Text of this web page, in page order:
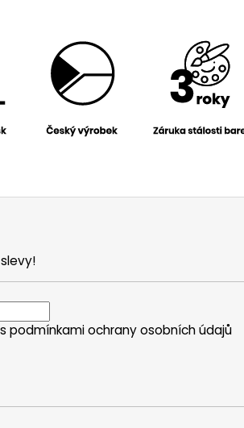
podmínkami ochrany osobních údajů